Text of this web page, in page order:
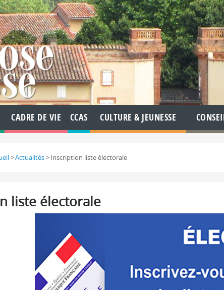
CADRE DE VIE CCAS CULTURE & JEUNESSE
>Actualités>Inscription liste électorale
liste électorale